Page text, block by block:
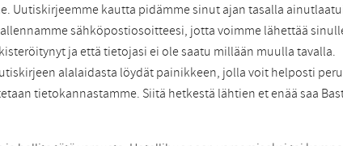
Uutiskirjeemme kautta pidämme sinut ajan tasalla
sähköpostiosoitteesi, jotta voimme lähettää
ja että tietojasi ei ole saatu millään muulla tavalla.
alalaidasta löydät painikkeen, jolla voit helposti
tietokannastamme. Siitä hetkestä lähtien et enää saa